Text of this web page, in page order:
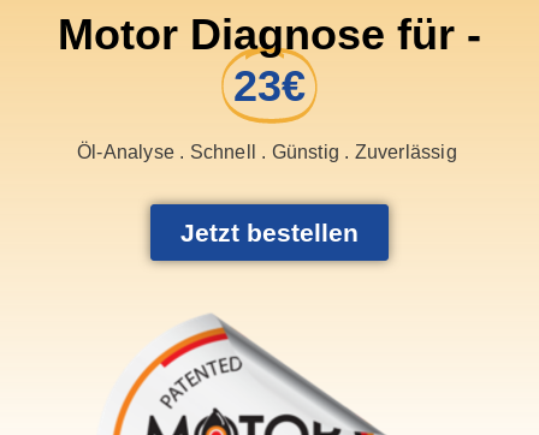
Motor Diagnose für -
23€
Öl-Analyse . Schnell . Günstig . Zuverlässig
Jetzt bestellen